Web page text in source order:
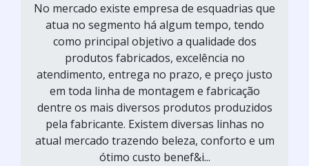
No mercado existe empresa de esquadrias que
atua no segmento há algum tempo, tendo
como principal objetivo a qualidade dos
produtos fabricados, excelência no
atendimento, entrega no prazo, e preço justo
em toda linha de montagem e fabricação
dentre os mais diversos produtos produzidos
pela fabricante. Existem diversas linhas no
atual mercado trazendo beleza, conforto e um
ótimo custo benef&i...